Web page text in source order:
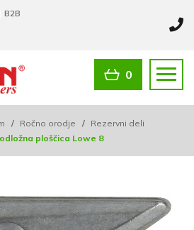
B2B
0
/ Ročno orodje / Rezervni deli
ploščica Lowe 8